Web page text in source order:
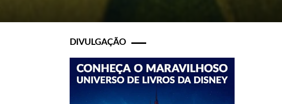
DIVULGAÇÃO